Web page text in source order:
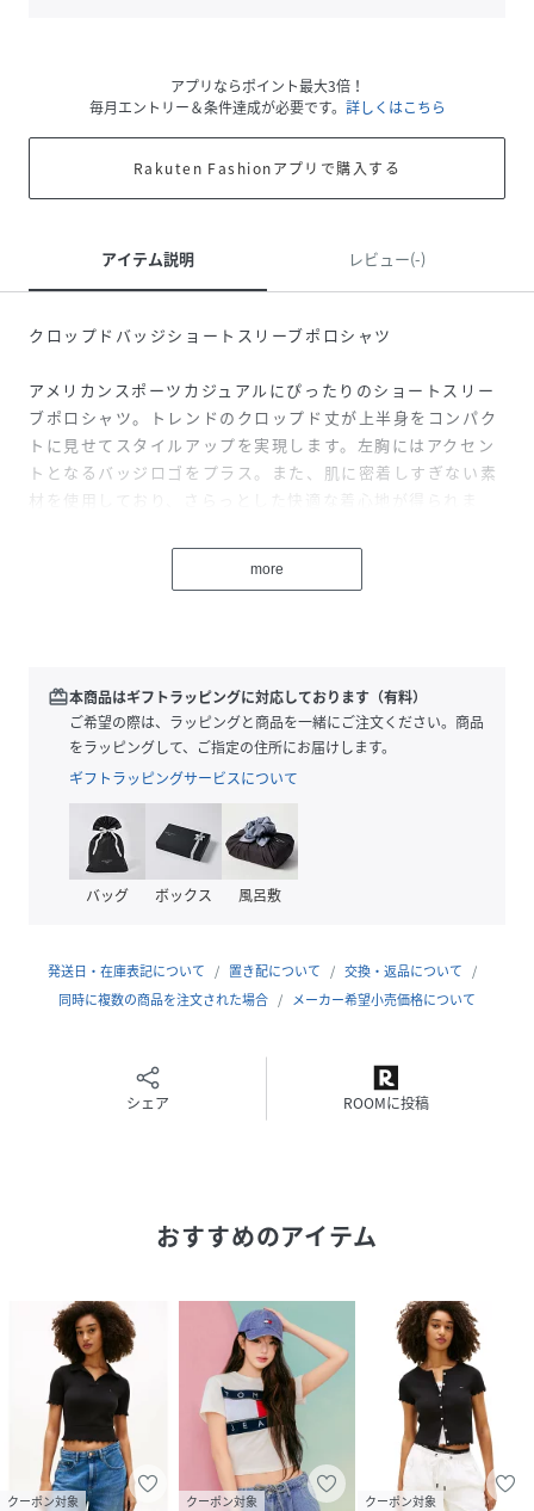
アプリならポイント最大3倍！
毎月エントリー＆条件達成が必要です。 詳しくはこちら
Rakuten Fashionアプリで購入する
アイテム説明 レビュー(-)
クロップドバッジショートスリーブポロシャツ
アメリカンスポーツカジュアルにぴったりのショートスリー
ブポロシャツ。トレンドのクロップド丈が上半身をコンパク
トに見せてスタイルアップを実現します。左胸にはアクセン
トとなるバッジロゴをプラス。また、肌に密着しすぎない素
材を使用しており、さらっとした快適な着心地が得られま
【TOMMY HILFIGER】
永遠のアメリカンクラシックをベースにモダンなひねりを加
えたデザインが人気のトミーヒルフィガー。都会的で洗練さ
れたメンズ・ウィメンズに加え、チルドレン、ゴルフライ
ン、そしてよりカジュアルなデニムラインと豊富なカテゴリ
ーが揃うグローバルブランド。
ク・アメリカン・クールなスタイルを、遊び心に溢れたツイ
ストをプラスすることによって進化させたプレミアムライフ
18cm / S：着丈41cm 身幅44cm 肩幅40cm 袖丈19cm /
M：着丈42cm 身幅46cm 肩幅41cm 袖丈20cm
素材を使用しており、さらっとした快適な着心地が得られま
性別タイプ レディース
原産国 ベトナム
素材 綿97% ポリウレタン 3%
サイズ
XX-SMALL、X-SMALL、SMALL、MEDIUM、
more
redeem本商品はギフトラッピングに対応しております（有料）
ご希望の際は、ラッピングと商品を一緒にご注文ください。商品
をラッピングして、ご指定の住所にお届けします。
ギフトラッピングサービスについて
バッグ ボックス 風呂敷
発送日・在庫表記について 置き配について
交換・返品について
同時に複数の商品を注文された場合
メーカー希望小売価格について
シェア ROOMに投稿
おすすめのアイテム
クーポン対象 クーポン対象 クーポン対象